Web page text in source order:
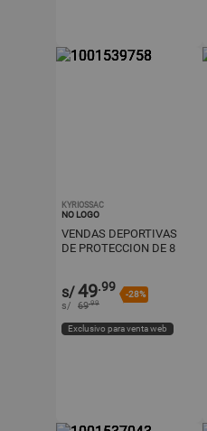
KYRIOSSAC
NO LOGO
VENDAS DEPORTIVAS
DE PROTECCION DE 8
s/49.99
-28%
s/ 69.99
Exclusivo para venta web